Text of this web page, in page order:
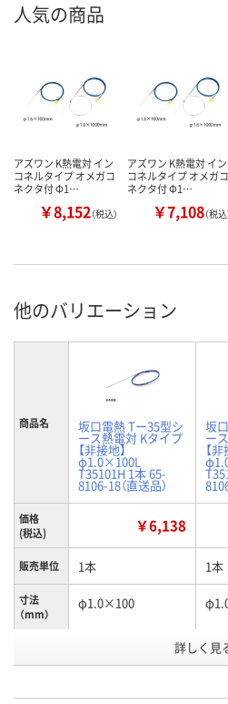
人気の商品
アズワン K熱電対 イン
コネルタイプ オメガコ
ネクタ付 Φ1…
￥8,152（税込）
アズワン K熱電対 イン
コネルタイプ オメガコ
ネクタ付 Φ1…
￥7,108（税込
他のバリエーション
商品名 坂口電熱 Tー35型シ
ース熱電対 Kタイプ
【非接地】
φ1.0×100L
T35101H 1本 65-
8106-18（直送品）
坂
ー
【
価格
(税込)
￥6,138
販売単位 1本 1本
寸法
（mm）
φ1.0×100
詳しく見